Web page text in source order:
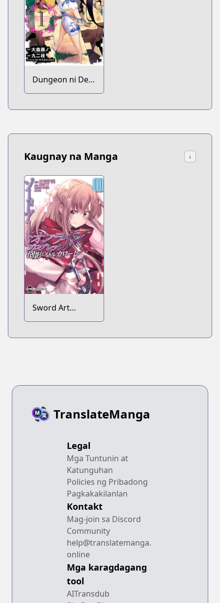
Dungeon ni Deai
wo Motomeru
Kaugnay na Manga ↓
Sword Art
Online:
TranslateManga
Legal
Mga Tuntunin at
Katunguhan
Policies ng Pribadong
Pagkakakilanlan
Kontakt
Mag-join sa Discord
Community
help@translatemanga.
online
Mga karagdagang
tool
AITransdub